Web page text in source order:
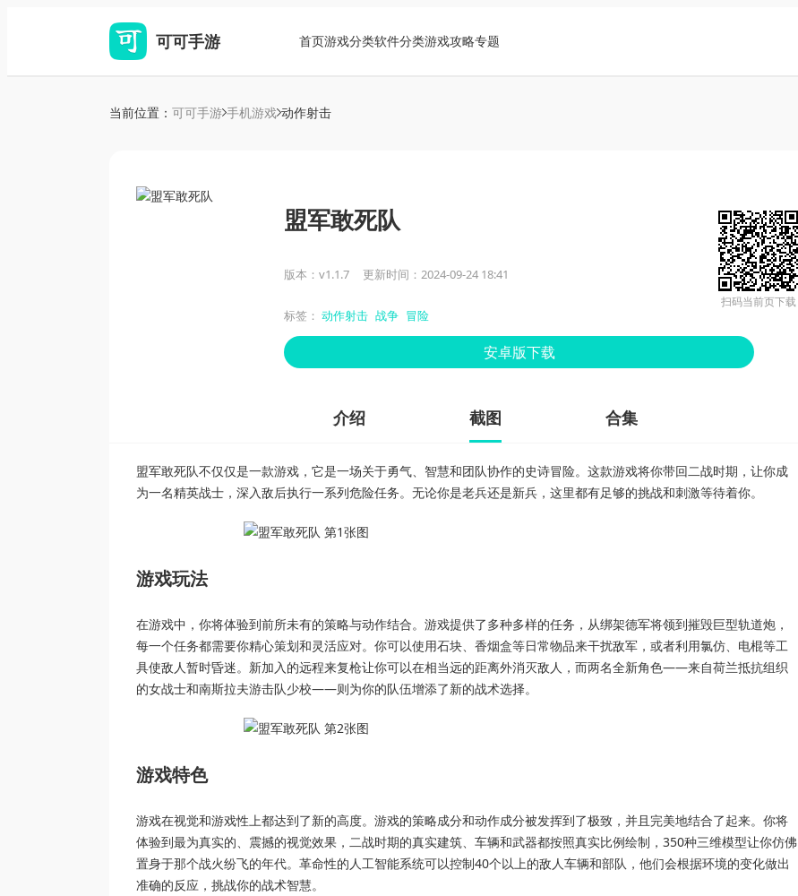
可可手游 首页游戏分类软件分类游戏攻略专题
当前位置： 可可手游 手机游戏 动作射击
盟军敢死队
版本：v1.1.7 更新时间：2024-09-24 18:41
标签： 动作射击 战争 冒险
安卓版下载
扫码当前页下载
介绍 截图 合集
盟军敢死队不仅仅是一款游戏，它是一场关于勇气、智慧和团队协作的史诗冒险。这款游戏将你带回二战时期，让你成
为一名精英战士，深入敌后执行一系列危险任务。无论你是老兵还是新兵，这里都有足够的挑战和刺激等待着你。
游戏玩法
在游戏中，你将体验到前所未有的策略与动作结合。游戏提供了多种多样的任务，从绑架德军将领到摧毁巨型轨道炮，
每一个任务都需要你精心策划和灵活应对。你可以使用石块、香烟盒等日常物品来干扰敌军，或者利用氯仿、电棍等工
具使敌人暂时昏迷。新加入的远程来复枪让你可以在相当远的距离外消灭敌人，而两名全新角色——来自荷兰抵抗组织
的女战士和南斯拉夫游击队少校——则为你的队伍增添了新的战术选择。
游戏特色
游戏在视觉和游戏性上都达到了新的高度。游戏的策略成分和动作成分被发挥到了极致，并且完美地结合了起来。你将
体验到最为真实的、震撼的视觉效果，二战时期的真实建筑、车辆和武器都按照真实比例绘制，350种三维模型让你仿佛
置身于那个战火纷飞的年代。革命性的人工智能系统可以控制40个以上的敌人车辆和部队，他们会根据环境的变化做出
准确的反应，挑战你的战术智慧。